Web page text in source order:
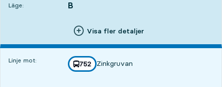
Läge:
LÄGE, B
,
Visa fler detaljer
Linje mot: linje
752
mot
Zinkgruvan
,